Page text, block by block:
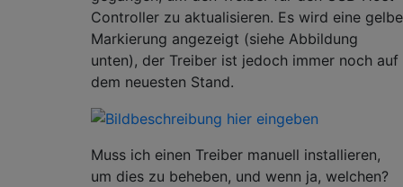
Controller zu aktualisieren. Es wird eine gelbe
Markierung angezeigt (siehe Abbildung
unten), der Treiber ist jedoch immer noch auf
dem neuesten Stand.
Muss ich einen Treiber manuell installieren,
um dies zu beheben, und wenn ja, welchen?